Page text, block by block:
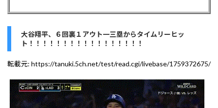
大谷翔平、６回裏１アウト一三塁からタイムリーヒッ
ト！！！！！！！！！！！！！！！！！
転載元: https://tanuki.5ch.net/test/read.cgi/livebase/1759372675/